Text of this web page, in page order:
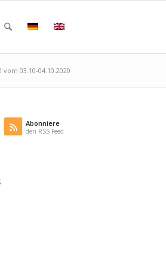
vom 03.10-04.10.2020
Abonniere
den RSS Feed